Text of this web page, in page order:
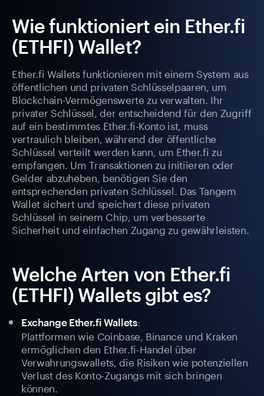
Wie funktioniert ein Ether.fi
(ETHFI) Wallet?
Ether.fi Wallets funktionieren mit einem System aus
öffentlichen und privaten Schlüsselpaaren, um
Blockchain-Vermögenswerte zu verwalten. Ihr
privater Schlüssel, der entscheidend für den Zugriff
auf ein bestimmtes Ether.fi-Konto ist, muss
vertraulich bleiben, während der öffentliche
Schlüssel verteilt werden kann, um Ether.fi zu
empfangen. Um Transaktionen zu initiieren oder
Gelder abzuheben, benötigen Sie den
entsprechenden privaten Schlüssel. Das Tangem
Wallet sichert und speichert diese privaten
Schlüssel in seinem Chip, um verbesserte
Sicherheit und einfachen Zugang zu gewährleisten.
Welche Arten von Ether.fi
(ETHFI) Wallets gibt es?
Exchange Ether.fi Wallets:
Plattformen wie Coinbase, Binance und Kraken
ermöglichen den Ether.fi-Handel über
Verwahrungswallets, die Risiken wie potenziellen
Verlust des Konto-Zugangs mit sich bringen
können.